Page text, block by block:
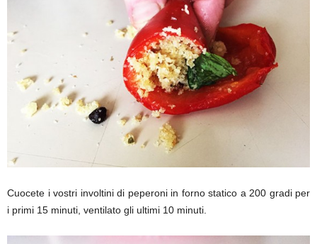
Cuocete i vostri involtini di peperoni in forno statico a 200 gradi per
i primi 15 minuti, ventilato gli ultimi 10 minuti.